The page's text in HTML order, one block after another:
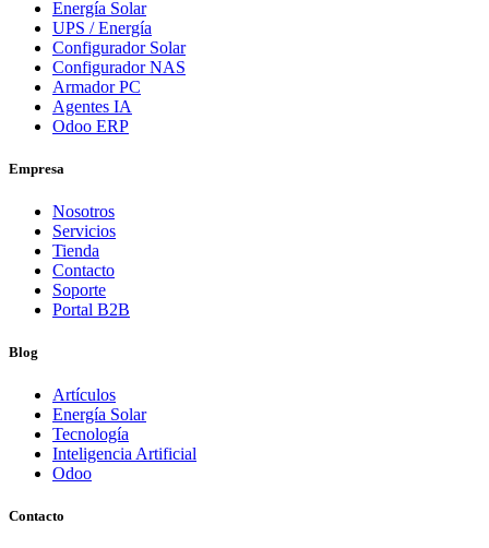
Energía Solar
UPS / Energía
Configurador Solar
Configurador NAS
Armador PC
Agentes IA
Odoo ERP
Empresa
Nosotros
Servicios
Tienda
Contacto
Soporte
Portal B2B
Blog
Artículos
Energía Solar
Tecnología
Inteligencia Artificial
Odoo
Contacto